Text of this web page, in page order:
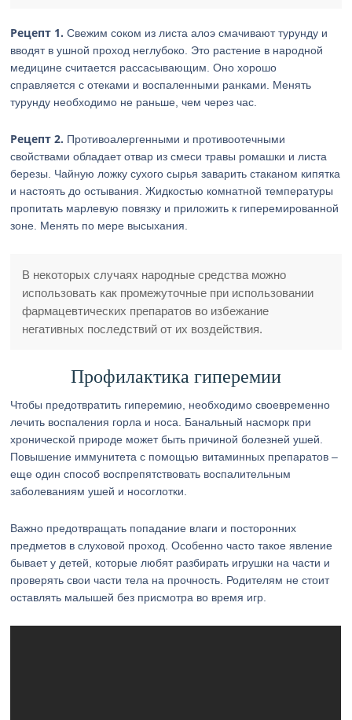
Рецепт 1. Свежим соком из листа алоэ смачивают турунду и
вводят в ушной проход неглубоко. Это растение в народной
медицине считается рассасывающим. Оно хорошо
справляется с отеками и воспаленными ранками. Менять
турунду необходимо не раньше, чем через час.
Рецепт 2. Противоалергенными и противоотечными
свойствами обладает отвар из смеси травы ромашки и листа
березы. Чайную ложку сухого сырья заварить стаканом кипятка
и настоять до остывания. Жидкостью комнатной температуры
пропитать марлевую повязку и приложить к гиперемированной
зоне. Менять по мере высыхания.
В некоторых случаях народные средства можно
использовать как промежуточные при использовании
фармацевтических препаратов во избежание
негативных последствий от их воздействия.
Профилактика гиперемии
Чтобы предотвратить гиперемию, необходимо своевременно
лечить воспаления горла и носа. Банальный насморк при
хронической природе может быть причиной болезней ушей.
Повышение иммунитета с помощью витаминных препаратов –
еще один способ воспрепятствовать воспалительным
заболеваниям ушей и носоглотки.
Важно предотвращать попадание влаги и посторонних
предметов в слуховой проход. Особенно часто такое явление
бывает у детей, которые любят разбирать игрушки на части и
проверять свои части тела на прочность. Родителям не стоит
оставлять малышей без присмотра во время игр.